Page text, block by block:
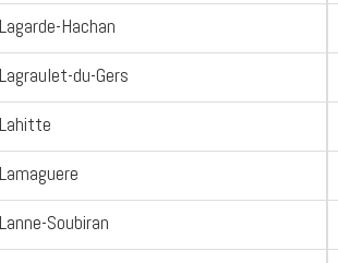
Hachan
du-Gers
Soubiran